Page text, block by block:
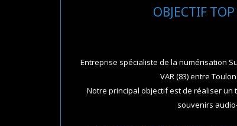
OBJECTIF
Entreprise spécialiste de la numérisation
VAR (83) entre
Notre principal objectif est de réaliser un
souvenirs